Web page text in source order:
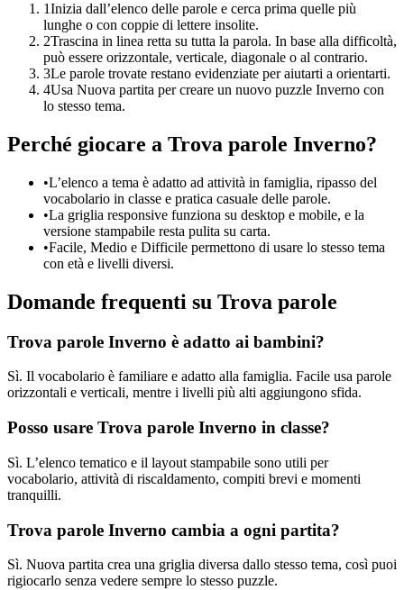
1Inizia dall’elenco delle parole e cerca prima quelle più
lunghe o con coppie di lettere insolite.
2Trascina in linea retta su tutta la parola. In base alla difficoltà,
può essere orizzontale, verticale, diagonale o al contrario.
3Le parole trovate restano evidenziate per aiutarti a orientarti.
4Usa Nuova partita per creare un nuovo puzzle Inverno con
lo stesso tema.
Perché giocare a Trova parole Inverno?
•L’elenco a tema è adatto ad attività in famiglia, ripasso del
vocabolario in classe e pratica casuale delle parole.
•La griglia responsive funziona su desktop e mobile, e la
versione stampabile resta pulita su carta.
•Facile, Medio e Difficile permettono di usare lo stesso tema
con età e livelli diversi.
Domande frequenti su Trova parole
Trova parole Inverno è adatto ai bambini?
Sì. Il vocabolario è familiare e adatto alla famiglia. Facile usa parole
orizzontali e verticali, mentre i livelli più alti aggiungono sfida.
Posso usare Trova parole Inverno in classe?
Sì. L’elenco tematico e il layout stampabile sono utili per
vocabolario, attività di riscaldamento, compiti brevi e momenti
tranquilli.
Trova parole Inverno cambia a ogni partita?
Sì. Nuova partita crea una griglia diversa dallo stesso tema, così puoi
rigiocarlo senza vedere sempre lo stesso puzzle.